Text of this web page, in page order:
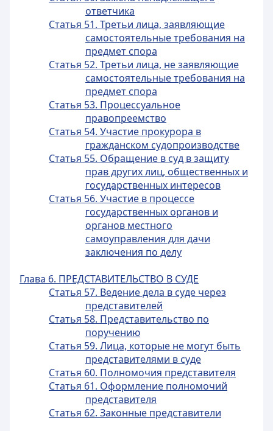
ответчика
Статья 51. Третьи лица, заявляющие
самостоятельные требования на
предмет спора
Статья 52. Третьи лица, не заявляющие
самостоятельные требования на
предмет спора
Статья 53. Процессуальное
правопреемство
Статья 54. Участие прокурора в
гражданском судопроизводстве
Статья 55. Обращение в суд в защиту
прав других лиц, общественных и
государственных интересов
Статья 56. Участие в процессе
государственных органов и
органов местного
самоуправления для дачи
заключения по делу
Глава 6. ПРЕДСТАВИТЕЛЬСТВО В СУДЕ
Статья 57. Ведение дела в суде через
представителей
Статья 58. Представительство по
поручению
Статья 59. Лица, которые не могут быть
представителями в суде
Статья 60. Полномочия представителя
Статья 61. Оформление полномочий
представителя
Статья 62. Законные представители